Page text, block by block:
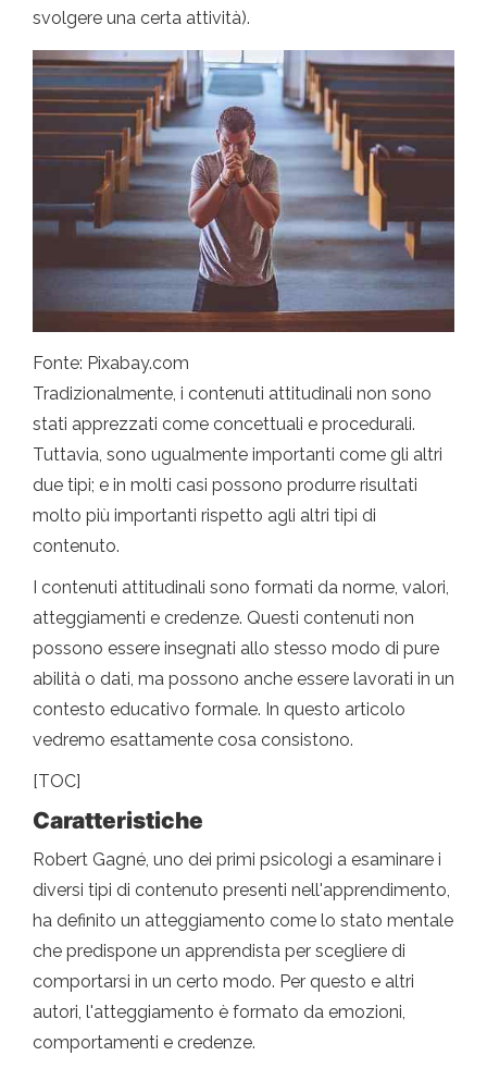
svolgere una certa attività).
Fonte: Pixabay.com
Tradizionalmente, i contenuti attitudinali non sono
stati apprezzati come concettuali e procedurali.
Tuttavia, sono ugualmente importanti come gli altri
due tipi; e in molti casi possono produrre risultati
molto più importanti rispetto agli altri tipi di
contenuto.
I contenuti attitudinali sono formati da norme, valori,
atteggiamenti e credenze. Questi contenuti non
possono essere insegnati allo stesso modo di pure
abilità o dati, ma possono anche essere lavorati in un
contesto educativo formale. In questo articolo
vedremo esattamente cosa consistono.
[TOC]
Caratteristiche
Robert Gagné, uno dei primi psicologi a esaminare i
diversi tipi di contenuto presenti nell'apprendimento,
ha definito un atteggiamento come lo stato mentale
che predispone un apprendista per scegliere di
comportarsi in un certo modo. Per questo e altri
autori, l'atteggiamento è formato da emozioni,
comportamenti e credenze.